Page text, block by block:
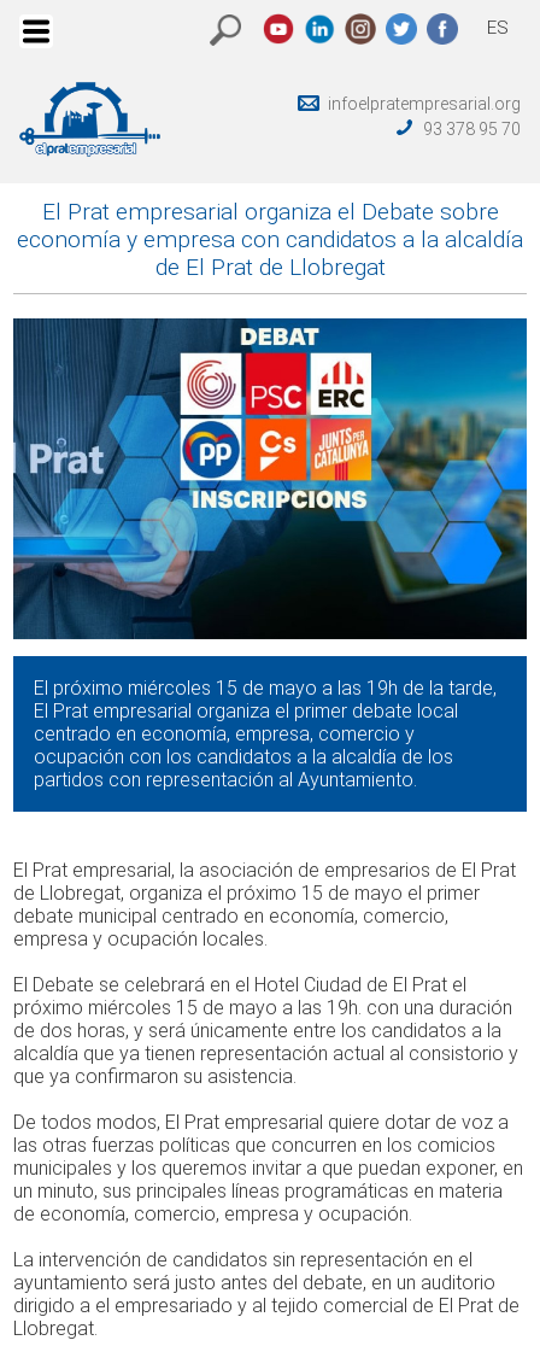
ES
infoelpratempresarial.org
93 378 95 70
El Prat empresarial organiza el Debate sobre
economía y empresa con candidatos a la alcaldía
de El Prat de Llobregat
El próximo miércoles 15 de mayo a las 19h de la tarde,
El Prat empresarial organiza el primer debate local
centrado en economía, empresa, comercio y
ocupación con los candidatos a la alcaldía de los
partidos con representación al Ayuntamiento.
El Prat empresarial, la asociación de empresarios de El Prat
de Llobregat, organiza el próximo 15 de mayo el primer
debate municipal centrado en economía, comercio,
empresa y ocupación locales.
El Debate se celebrará en el Hotel Ciudad de El Prat el
próximo miércoles 15 de mayo a las 19h. con una duración
de dos horas, y será únicamente entre los candidatos a la
alcaldía que ya tienen representación actual al consistorio y
que ya confirmaron su asistencia.
De todos modos, El Prat empresarial quiere dotar de voz a
las otras fuerzas políticas que concurren en los comicios
municipales y los queremos invitar a que puedan exponer, en
un minuto, sus principales líneas programáticas en materia
de economía, comercio, empresa y ocupación.
La intervención de candidatos sin representación en el
ayuntamiento será justo antes del debate, en un auditorio
dirigido a el empresariado y al tejido comercial de El Prat de
Llobregat.